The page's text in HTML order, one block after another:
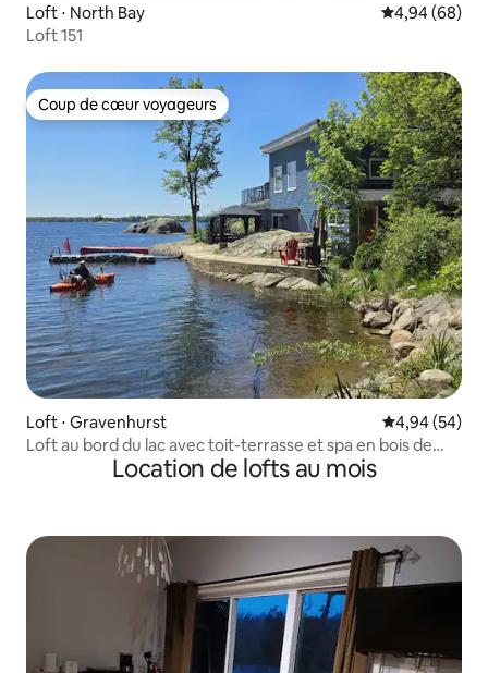
Loft ⋅ North Bay Évaluation
4,94 (68)
Loft 151
Coup de cœur voyageurs
Coup de cœur voyageurs
Loft ⋅ Gravenhurst Évaluation
4,94 (54)
Loft au bord du lac avec toit-terrasse et spa en bois de
Location de lofts au mois